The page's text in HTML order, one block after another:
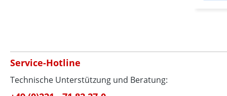
als
Service-Hotline
Technische Unterstützung und Beratung: